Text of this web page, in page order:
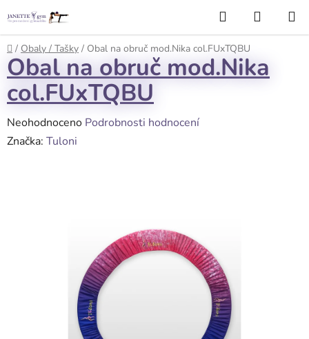
na
obsah
Hledat
KOŠÍK
Domů
/ Obaly / Tašky / Obal na obruč mod.Nika col.FUxTQBU
Obal na obruč mod.Nika
col.FUxTQBU
Průměrné
hodnocení
Neohodnoceno Podrobnosti hodnocení
Značka: Tuloni